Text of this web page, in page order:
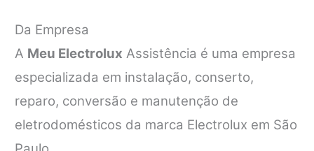
Da Empresa
A Meu Electrolux Assistência é uma empresa
especializada em instalação, conserto,
reparo, conversão e manutenção de
eletrodomésticos da marca Electrolux em São